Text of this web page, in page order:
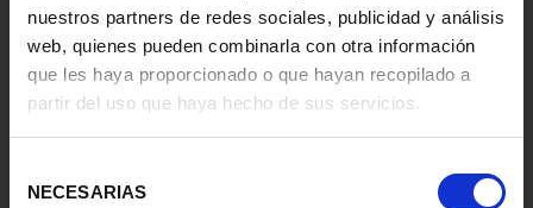
nuestros partners de redes sociales, publicidad y análisis
web, quienes pueden combinarla con otra información
que les haya proporcionado o que hayan recopilado a
partir del uso que haya hecho de sus servicios.
NECESARIAS
Aviso Legal
Condiciones Legales